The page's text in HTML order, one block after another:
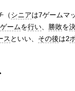
（シニアは7ゲームマ
ームを行い、 勝敗を
ス といい、 その後は2